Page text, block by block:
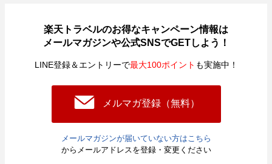
楽天トラベルのお得なキャンペーン情報は
メールマガジンや公式SNSでGETしよう！
LINE登録＆エントリーで最大100ポイント も実施中！
メルマガ登録（無料）
メールマガジンが届いていない方はこちら
からメールアドレスを登録・変更ください